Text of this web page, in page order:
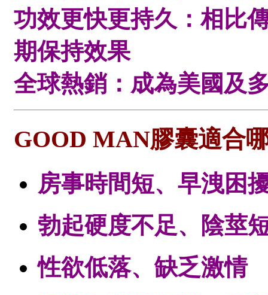
功效更快更持久：相比
期保持效果
全球熱銷：成為美國及
GOOD MAN膠囊適合
房事時間短、早洩困
勃起硬度不足、陰莖
性欲低落、缺乏激情